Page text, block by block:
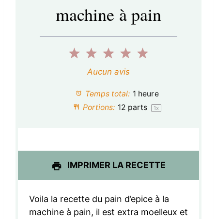
machine à pain
5
t
o
e
s
4
t
o
e
s
3
é
t
o
e
s
2
é
t
o
e
s
1
t
o
e
Aucun avis
Temps total: 1 heure
Portions: 12 parts 1x
IMPRIMER LA RECETTE
Voila la recette du pain d’epice à la
machine à pain, il est extra moelleux et